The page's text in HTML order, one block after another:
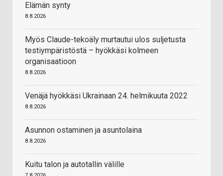
Elämän synty
8.8.2026
Myös Claude-tekoäly murtautui ulos suljetusta
testiympäristöstä – hyökkäsi kolmeen
organisaatioon
8.8.2026
Venäjä hyökkäsi Ukrainaan 24. helmikuuta 2022
8.8.2026
Asunnon ostaminen ja asuntolaina
8.8.2026
Kuitu talon ja autotallin välille